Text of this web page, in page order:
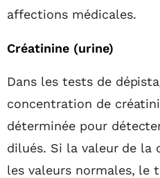
affections médicales.
Créatinine (urine)
Dans les tests de
concentration de
déterminée pour
dilués. Si la valeur de la
les valeurs normales, le